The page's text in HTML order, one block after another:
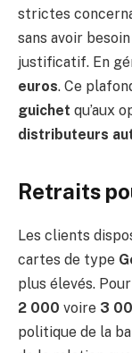
strictes
sans avoir
justificatif. En
euros. Ce
guichet qu’aux
distributeurs
Retraits
Les clients
cartes de type
plus élevés.
2 000 voire 3
politique de la